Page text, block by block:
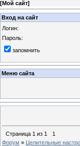
[Мой сайт]
Вход на сайт
Логин:
Пароль:
запомнить
Меню сайта
Страница 1 из 1
1
Форум » Целительные